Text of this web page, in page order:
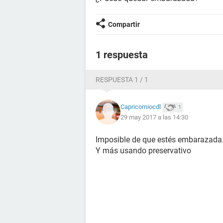
Compartir
1 respuesta
RESPUESTA 1 / 1
Capricorniocdl 1
29 may 2017 a las 14:30
Imposible de que estés
Y más usando preservativo